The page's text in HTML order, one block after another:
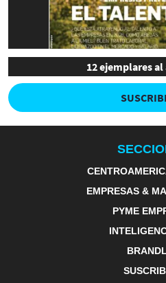
12 ejemplares
EMPRESAS &
PYME